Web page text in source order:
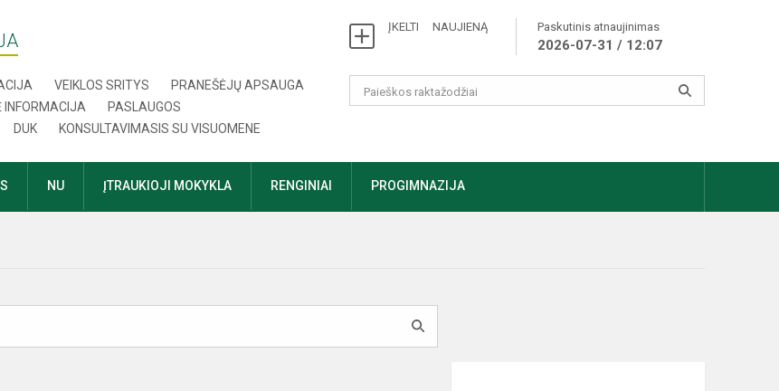
VEIKLOS SRITYS
PRANEŠĖJŲ APSAUGA
INFORMACIJA
PASLAUGOS
DUK KONSULTAVIMASIS SU VISUOMENE
ĮKELTI NAUJIENĄ Paskutinis atnaujinimas
2026-07-31 / 12:07
NU ĮTRAUKIOJI MOKYKLA RENGINIAI PROGIMNAZIJA